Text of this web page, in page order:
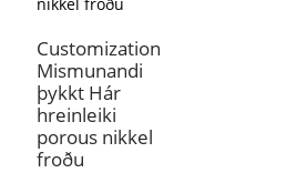
Customization
Mismunandi
þykkt Hár
hreinleiki
porous nikkel
froðu